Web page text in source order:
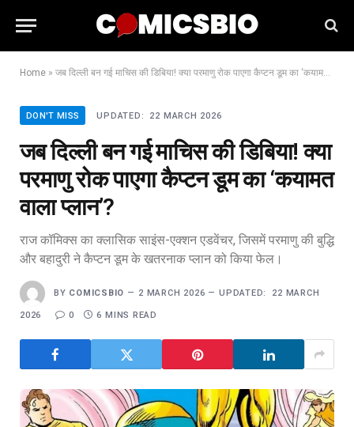
Home » जब दिल्ली बन गई माचिस की डिबिया! क्या परमाणु रोक पाएगा कैप्टन डूम का ‘कयामत वाला प्लान’?
DON'T MISS UPDATED: 22 MARCH 2026
जब दिल्ली बन गई माचिस की डिबिया! क्या
परमाणु रोक पाएगा कैप्टन डूम का ‘कयामत
वाला प्लान’?
राज कॉमिक्स का क्लासिक साइंस-एक्शन एडवेंचर, जिसमें परमाणु की बुद्धि
और बहादुरी ने कैप्टन डूम के खतरनाक प्लान को किया फेल।
BY COMICSBIO 2 MARCH 2026 UPDATED: 22 MARCH
2026 0 6 MINS READ